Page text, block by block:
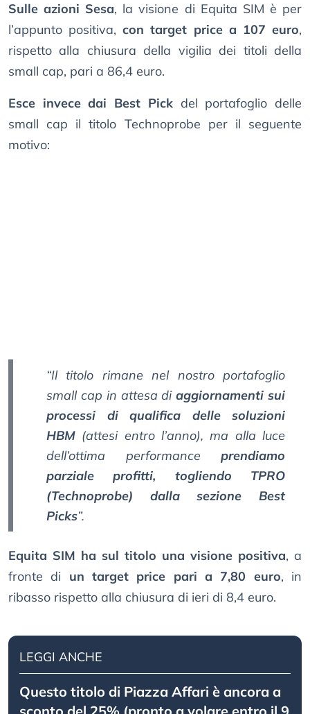
Sulle azioni Sesa, la visione di Equita SIM è per
l’appunto positiva,con target price a 107 euro,
rispetto alla chiusura della vigilia dei titoli della
small cap, pari a 86,4 euro.
Esce invece dai Best Pickdel portafoglio delle
small cap il titolo Technoprobe per il seguente
motivo:
“Il titolo rimane nel nostro portafoglio
small cap in attesa diaggiornamenti sui
processi di qualifica delle soluzioni
HBM (attesi entro l’anno), ma alla luce
dell’ottima performance prendiamo
parziale profitti, togliendo TPRO
(Technoprobe) dalla sezione Best
Picks”.
Equita SIM ha sul titolo una visione positiva, a
fronte di un target price pari a 7,80 euro, in
ribasso rispetto alla chiusura di ieri di 8,4 euro.
LEGGI ANCHE
Questo titolo di Piazza Affari è ancora a